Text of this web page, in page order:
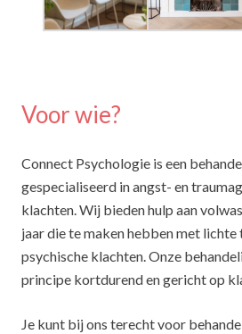
Voor wie?
Connect Psychologie is een
gespecialiseerd in angst- en
klachten. Wij bieden hulp aan
jaar die te maken hebben met
psychische klachten. Onze
principe kortdurend en gericht op
Je kunt bij ons terecht voor